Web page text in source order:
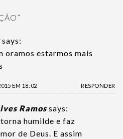
”
says:
oramos estarmos mais
EM 18:02 RESPONDER
Ramos says:
humilde e faz
de Deus. E assim